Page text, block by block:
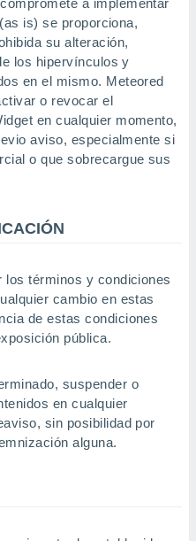
a implementar
is) se proporciona,
su alteración,
los hipervínculos y
en el mismo. Meteored
o revocar el
en cualquier momento,
aviso, especialmente si
o que sobrecargue sus
los términos y condiciones
cambio en estas
de estas condiciones
pública.
suspender o
en cualquier
sin posibilidad por
alguna.